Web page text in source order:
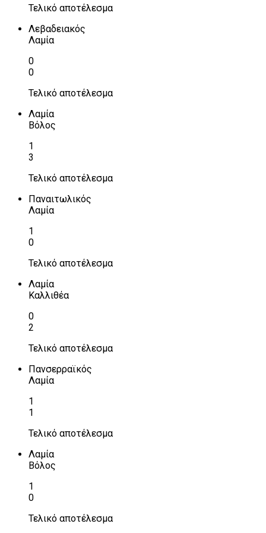
Τελικό αποτέλεσμα
Λεβαδειακός
Λαμία
0
0
Τελικό αποτέλεσμα
Λαμία
Βόλος
1
3
Τελικό αποτέλεσμα
Παναιτωλικός
Λαμία
1
0
Τελικό αποτέλεσμα
Λαμία
Καλλιθέα
0
2
Τελικό αποτέλεσμα
Πανσερραϊκός
Λαμία
1
1
Τελικό αποτέλεσμα
Λαμία
Βόλος
1
0
Τελικό αποτέλεσμα